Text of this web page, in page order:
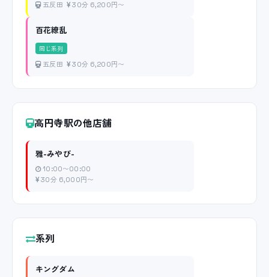
五反田 30分 6,200円〜
百花繚乱
同じ系列
五反田 30分 6,200円〜
高円寺駅の他店舗
雅-みやび-
10:00〜00:00
30分 6,000円〜
系列
キングダム